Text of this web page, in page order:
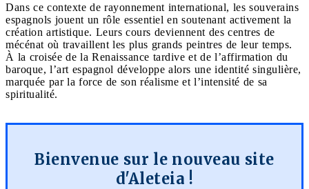
Dans ce contexte de rayonnement international, les souverains
espagnols jouent un rôle essentiel en soutenant activement la
création artistique. Leurs cours deviennent des centres de
mécénat où travaillent les plus grands peintres de leur temps.
À la croisée de la Renaissance tardive et de l’affirmation du
baroque, l’art espagnol développe alors une identité singulière,
marquée par la force de son réalisme et l’intensité de sa
spiritualité.
Bienvenue sur le nouveau site
d'Aleteia !